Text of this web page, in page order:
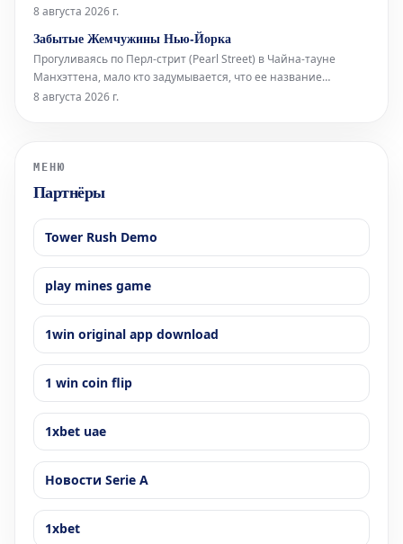
Абаскаль называет их «захватчиками», а соглашения между
границы поднимает вопросы об испанских спецслужбах,
степени лояльности сот
8 августа 2026 г.
Забытые Жемчужины Нью-Йорка
Прогуливаясь по Перл-стрит (Pearl Street) в Чайна-тауне
Манхэттена, мало кто задумывается, что ее название
указывает на первоначальную береговую линию Ист-Ривер
8 августа 2026 г.
МЕНЮ
Партнёры
Tower Rush Demo
play mines game
1win original app download
1 win coin flip
1xbet uae
Новости Serie A
1xbet